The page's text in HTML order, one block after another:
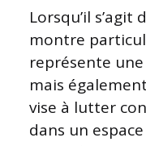
Lorsqu’il s’agit
montre
représente
mais
vise à lutter
dans un